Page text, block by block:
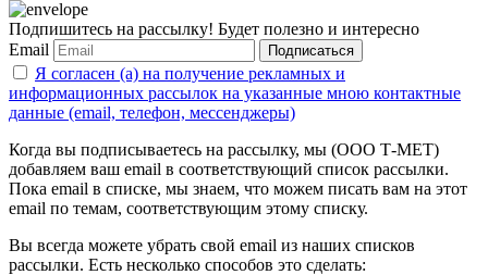
Подпишитесь на рассылку! Будет полезно и интересно
Email
Подписаться
Я согласен (а) на получение рекламных и
информационных рассылок на указанные мною контактные
данные (email, телефон, мессенджеры)
Когда вы подписываетесь на рассылку, мы (ООО Т-МЕТ)
добавляем ваш email в соответствующий список рассылки.
Пока email в списке, мы знаем, что можем писать вам на этот
email по темам, соответствующим этому списку.
Вы всегда можете убрать свой email из наших списков
рассылки. Есть несколько способов это сделать: